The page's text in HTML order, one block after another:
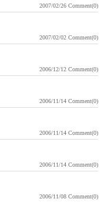
2007/02/26 Comment(0)
2007/02/02 Comment(0)
2006/12/12 Comment(0)
2006/11/14 Comment(0)
2006/11/14 Comment(0)
2006/11/14 Comment(0)
2006/11/08 Comment(0)